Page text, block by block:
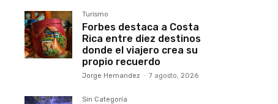
Turismo
Forbes destaca a Costa
Rica entre diez destinos
donde el viajero crea su
propio recuerdo
Jorge Hernandez - 7 agosto, 2026
Sin Categoría